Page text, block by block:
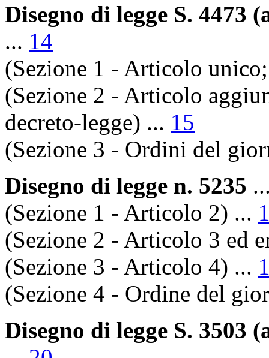
Disegno di legge S. 4473
... 14
(Sezione 1 - Articolo
(Sezione 2 - Articolo
decreto-legge) ... 15
(Sezione 3 - Ordini del
Disegno di legge n. 5235
(Sezione 1 - Articolo 2) ...
(Sezione 2 - Articolo 3 ed
(Sezione 3 - Articolo 4) ...
(Sezione 4 - Ordine del
Disegno di legge S. 3503